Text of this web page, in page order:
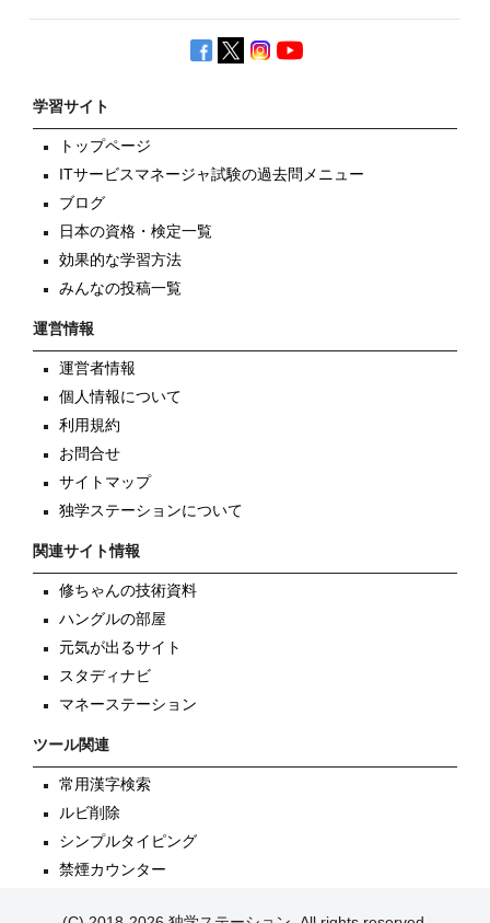
学習サイト
トップページ
ITサービスマネージャ試験の過去問メニュー
ブログ
日本の資格・検定一覧
効果的な学習方法
みんなの投稿一覧
運営情報
運営者情報
個人情報について
利用規約
お問合せ
サイトマップ
独学ステーションについて
関連サイト情報
修ちゃんの技術資料
ハングルの部屋
元気が出るサイト
スタディナビ
マネーステーション
ツール関連
常用漢字検索
ルビ削除
シンプルタイピング
禁煙カウンター